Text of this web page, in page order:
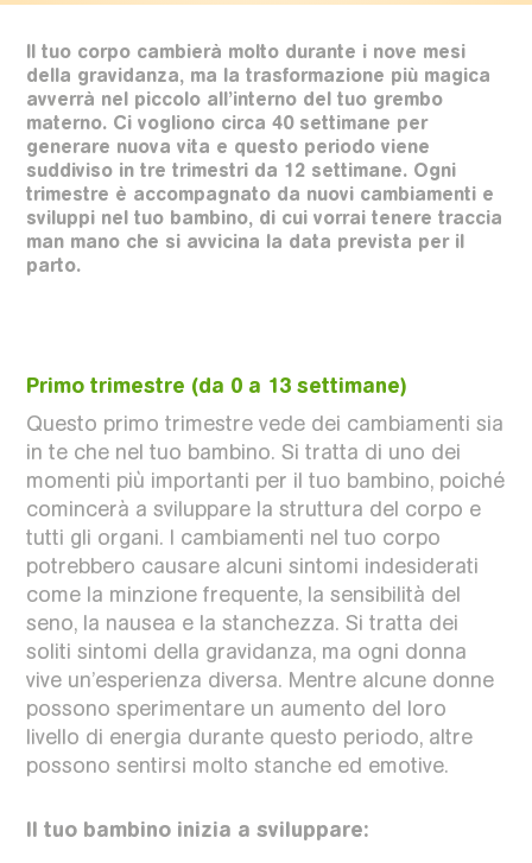
Il tuo corpo cambierà molto durante i nove mesi
della gravidanza, ma la trasformazione più magica
avverrà nel piccolo all’interno del tuo grembo
materno. Ci vogliono circa 40 settimane per
generare nuova vita e questo periodo viene
suddiviso in tre trimestri da 12 settimane. Ogni
trimestre è accompagnato da nuovi cambiamenti e
sviluppi nel tuo bambino, di cui vorrai tenere traccia
man mano che si avvicina la data prevista per il
parto.
Primo trimestre (da 0 a 13 settimane)
Questo primo trimestre vede dei cambiamenti sia
in te che nel tuo bambino. Si tratta di uno dei
momenti più importanti per il tuo bambino, poiché
comincerà a sviluppare la struttura del corpo e
tutti gli organi. I cambiamenti nel tuo corpo
potrebbero causare alcuni sintomi indesiderati
come la minzione frequente, la sensibilità del
seno, la nausea e la stanchezza. Si tratta dei
soliti sintomi della gravidanza, ma ogni donna
vive un’esperienza diversa. Mentre alcune donne
possono sperimentare un aumento del loro
livello di energia durante questo periodo, altre
possono sentirsi molto stanche ed emotive.
Il tuo bambino inizia a sviluppare: